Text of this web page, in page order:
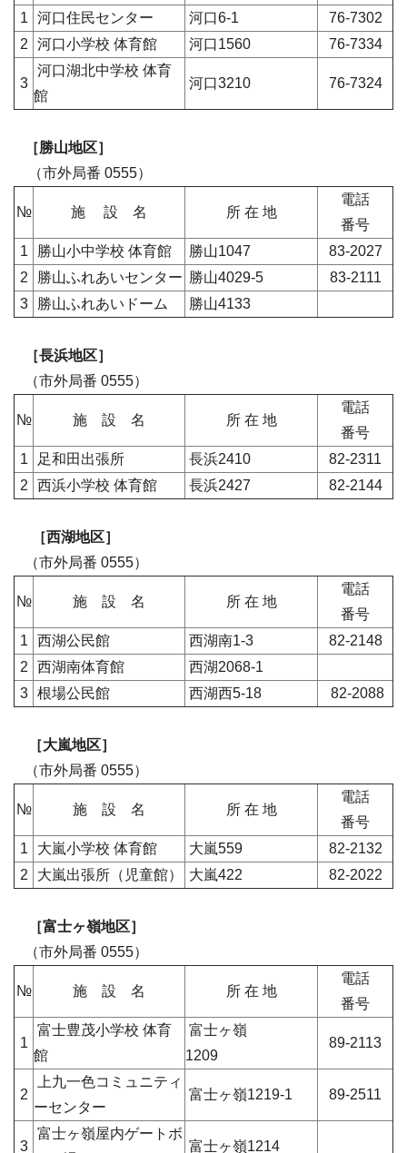
1
河口住民センター 河口6-1
76-7302
2
河口小学校 体育館 河口1560 76-7334
3
河口湖北中学校 体育
館
河口3210 76-7324
［勝山地区］
（市外局番 0555）
№ 施 設 名 所 在 地
電話
番号
1
勝山小中学校 体育館 勝山1047
83-2027
2
勝山ふれあいセンター 勝山4029-5
83-2111
3
勝山ふれあいドーム 勝山4133
［長浜地区］
（市外局番 0555）
№ 施 設 名 所 在 地
電話
番号
1
足和田出張所 長浜2410
82-2311
2
西浜小学校 体育館 長浜2427 82-2144
［西湖地区］
（市外局番 0555）
№ 施 設 名 所 在 地
電話
番号
1
西湖公民館 西湖南1-3
82-2148
2
西湖南体育館
西湖2068-1
3
根場公民館 西湖西5-18 82-2088
［大嵐地区］
（市外局番 0555）
№ 施 設 名 所 在 地
電話
番号
1
大嵐小学校 体育館 大嵐559
82-2132
2
大嵐出張所（児童館） 大嵐422 82-2022
［富士ヶ嶺地区］
（市外局番 0555）
№ 施 設 名 所 在 地
電話
番号
1
富士豊茂小学校 体育
館
富士ヶ嶺
1209
89-2113
2
上九一色コミュニティ
ーセンター
富士ヶ嶺1219-1 89-2511
3
富士ヶ嶺屋内ゲートボ
富士ヶ嶺1214